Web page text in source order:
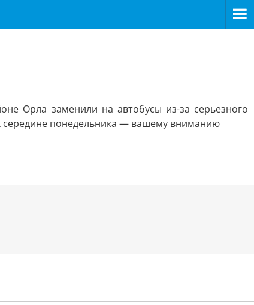
Орла заменили на автобусы из-за серьезного
середине понедельника — вашему вниманию